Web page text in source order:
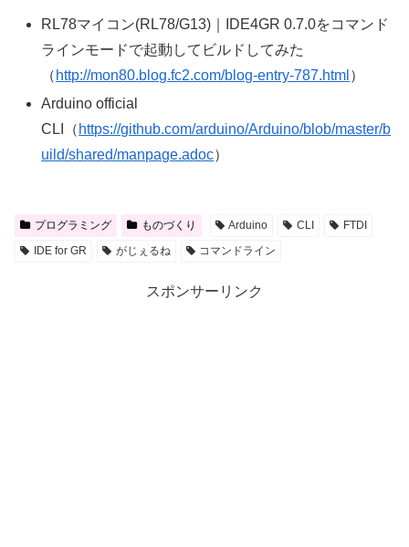
RL78マイコン(RL78/G13)｜IDE4GR 0.7.0をコマンド
ラインモードで起動してビルドしてみた
（ http://mon80.blog.fc2.com/blog-entry-787.html ）
Arduino official
CLI（ https://github.com/arduino/Arduino/blob/master/b
uild/shared/manpage.adoc）
プログラミング ものづくり Arduino CLI
FTDI
IDE for GR
がじぇるね コマンドライン
スポンサーリンク